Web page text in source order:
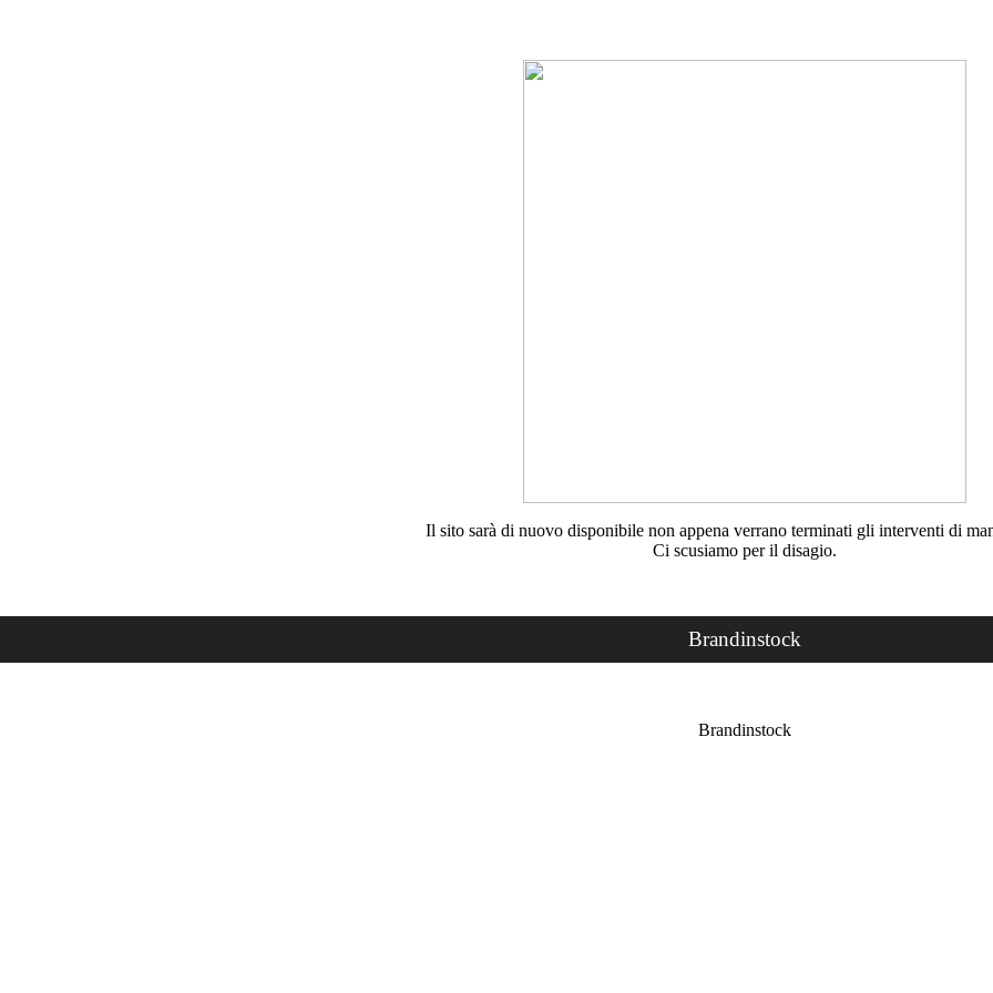
Il sito sarà di nuovo disponibile non appena verrano terminati gli interventi di
Ci scusiamo per il disagio.
Brandinstock
Brandinstock